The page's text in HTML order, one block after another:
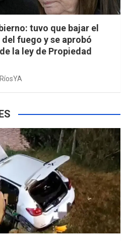
tuvo que bajar el
fuego y se aprobó
la ley de Propiedad